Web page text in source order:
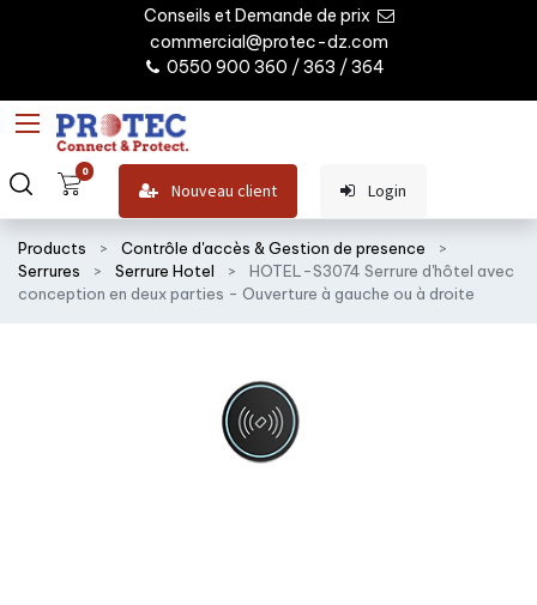
Conseils et Demande de prix
commercial@protec-dz.com
0550 900 360 / 363 / 364
0
Nouveau client Login
Products
Contrôle d'accès & Gestion de presence
Serrures
Serrure Hotel
HOTEL-S3074 Serrure d'hôtel avec
conception en deux parties - Ouverture à gauche ou à droite